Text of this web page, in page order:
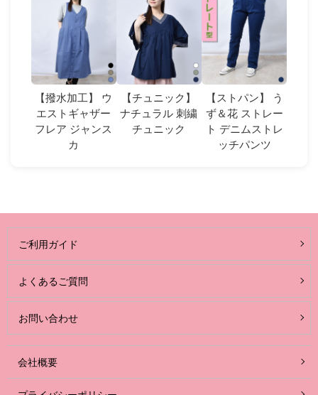
【撥水加工】 ウ
エストギャザー
フレア ジャンス
カ
【チュニック】
ナチュラル 刺繍
チュニック
【ストパン】 う
ず＆花 ストレー
ト デニムストレ
ッチパンツ
ご利用ガイド
よくあるご質問
お問い合わせ
会社概要